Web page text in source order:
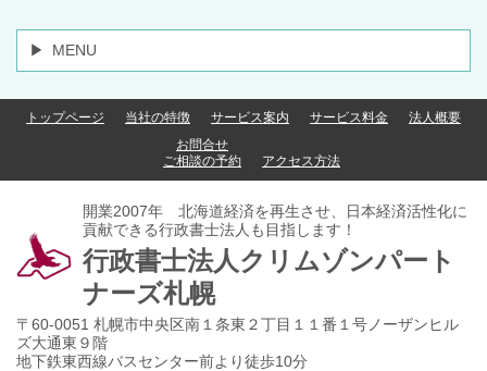
MENU
トップページ 当社の特徴 サービス案内 サービス料金
法人概要
お問合せ
ご相談の予約
アクセス方法
開業2007年 北海道経済を再生させ、日本経済活性化に
貢献できる行政書士法人も目指します！
行政書士法人クリムゾンパート
ナーズ札幌
〒60-0051 札幌市中央区南１条東２丁目１１番１号ノーザンヒル
ズ大通東９階
地下鉄東西線バスセンター前より徒歩10分